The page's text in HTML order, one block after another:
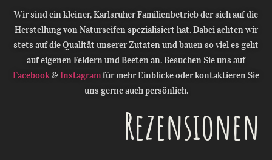
Wir sind ein kleiner, Karlsruher Familienbetrieb der sich auf die
Herstellung von Naturseifen spezialisiert hat. Dabei achten wir
stets auf die Qualität unserer Zutaten und bauen so viel es geht
auf eigenen Feldern und Beeten an. Besuchen Sie uns auf
Facebook &Instagramfür mehr Einblicke oder kontaktieren Sie
uns gerne auch persönlich.
Rezensionen